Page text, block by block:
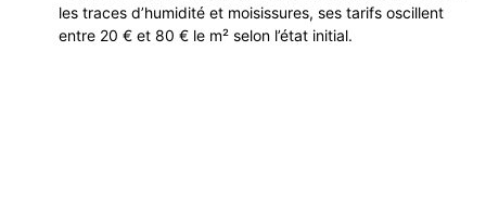
les traces d’humidité et moisissures, ses tarifs oscillent
entre 20 € et 80 € le m² selon l’état initial.